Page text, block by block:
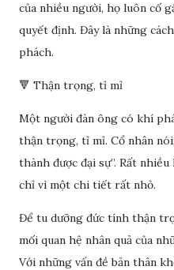
của nhiều người, họ luôn cố
quyết định. Đây là những
phách.
🔻 Thận trọng, tỉ mỉ
Một người đàn ông có khí
thận trọng, tỉ mỉ. Cổ nhân
thành được đại sự”. Rất
chỉ vì một chi tiết rất nhỏ.
Để tu dưỡng đức tính thận
mối quan hệ nhân quả của
Với những vấn đề bản thân